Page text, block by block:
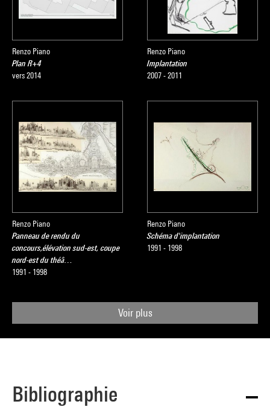
Renzo Piano
Plan R+4
vers 2014
Renzo Piano
Implantation
2007 - 2011
Renzo Piano
Panneau de rendu du
concours,élévation sud-est, coupe
nord-est du théâ…
1991 - 1998
Renzo Piano
Schéma d'implantation
1991 - 1998
Voir plus
Bibliographie